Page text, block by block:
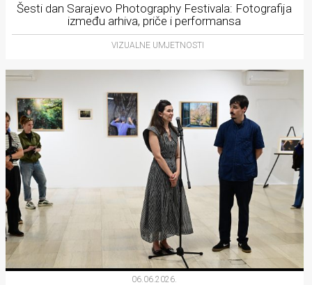
Šesti dan Sarajevo Photography Festivala: Fotografija
između arhiva, priče i performansa
VIZUALNE UMJETNOSTI
06.06.2026.